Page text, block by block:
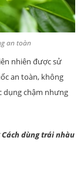
an toàn
nhiên được sử
an toàn, không
dụng chậm nhưng
dùng trái nhàu